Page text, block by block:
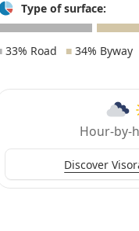
Type of surface:
33% Road ■34% Byway
Hour-by-
Discover